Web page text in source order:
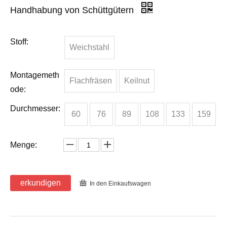
Handhabung von Schüttgütern
Stoff:
Weichstahl
Montagemeth
ode:
Flachfräsen Keilnut
Durchmesser:
60 76 89 108 133 159
Menge:
erkundigen In den Einkaufswagen